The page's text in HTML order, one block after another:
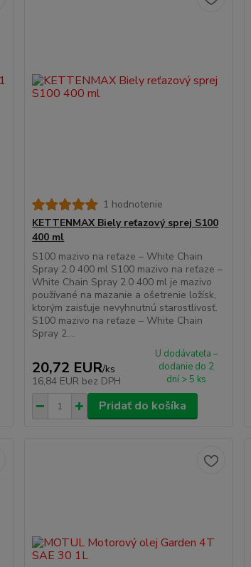
1 hodnotenie
KETTENMAX Biely reťazový sprej S100
400 ml
S100 mazivo na reťaze – White Chain
Spray 2.0 400 ml S100 mazivo na reťaze –
White Chain Spray 2.0 400 ml je mazivo
používané na mazanie a ošetrenie ložísk,
ktorým zaisťuje nevyhnutnú starostlivosť.
S100 mazivo na reťaze – White Chain
Spray 2....
20,72 EUR/ks
16,84 EUR bez DPH
U dodávateľa –
dodanie do 2
dní > 5 ks
Pridať do košíka